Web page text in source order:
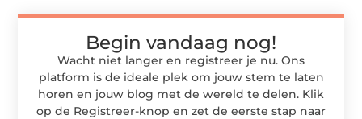
Begin vandaag nog!
Wacht niet langer en registreer je nu. Ons
platform is de ideale plek om jouw stem te laten
horen en jouw blog met de wereld te delen. Klik
op de Registreer-knop en zet de eerste stap naar